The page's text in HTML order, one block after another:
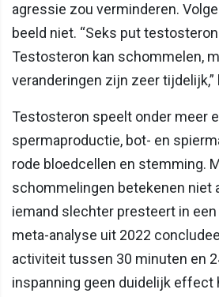
agressie zou verminderen.
beeld niet. “Seks put
Testosteron kan schommelen,
veranderingen zijn zeer tijdelijk,”
Testosteron speelt onder meer
spermaproductie, bot- en
rode bloedcellen en stemming.
schommelingen betekenen niet
iemand slechter presteert in
meta-analyse uit 2022
activiteit tussen 30 minuten en
inspanning geen duidelijk effect